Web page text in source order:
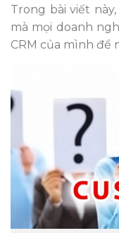
Trong bài viết
mà mọi doanh
CRM của mình để